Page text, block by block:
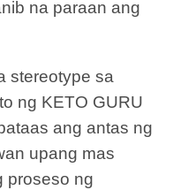
na paraan ang
stereotype sa
ng KETO GURU
ang antas ng
upang mas
proseso ng